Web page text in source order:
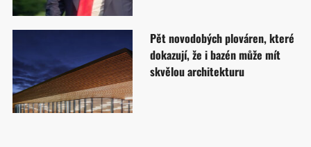
Pět novodobých plováren, které
dokazují, že i bazén může mít
skvělou architekturu